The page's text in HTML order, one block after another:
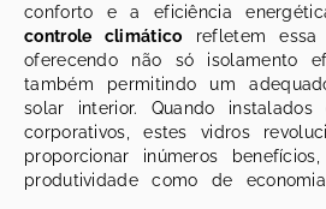
conforto e a eficiência
controle climático refletem essa
oferecendo não só isolamento
também permitindo um
solar interior. Quando instalados
corporativos, estes vidros
proporcionar inúmeros
produtividade como de